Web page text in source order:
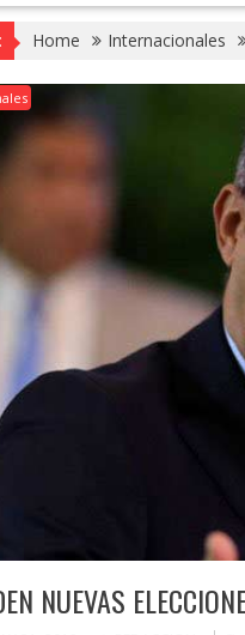
Home Internacionales
NUEVAS